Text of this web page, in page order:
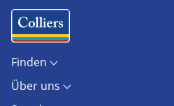
Finden
Standorte
Über uns